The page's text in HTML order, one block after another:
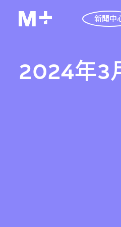
新聞中
2024年3